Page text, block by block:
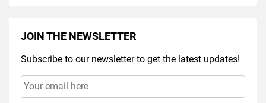
JOIN THE NEWSLETTER
Subscribe to our newsletter to get the latest updates!